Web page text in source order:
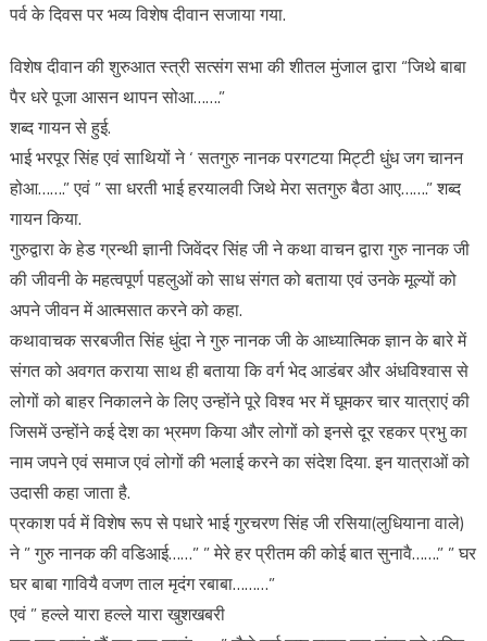
पर्व के दिवस पर भव्य विशेष दीवान सजाया गया.
विशेष दीवान की शुरुआत स्त्री सत्संग सभा की शीतल मुंजाल द्वारा “जिथे बाबा
पैर धरे पूजा आसन थापन सोआ…….”
शब्द गायन से हुई.
भाई भरपूर सिंह एवं साथियों ने ‘ सतगुरु नानक परगटया मिट्टी धुंध जग चानन
होआ…….” एवं ” सा धरती भाई हरयालवी जिथे मेरा सतगुरु बैठा आए…….” शब्द
गायन किया.
गुरुद्वारा के हेड ग्रन्थी ज्ञानी जिवेंदर सिंह जी ने कथा वाचन द्वारा गुरु नानक जी
की जीवनी के महत्वपूर्ण पहलुओं को साध संगत को बताया एवं उनके मूल्यों को
अपने जीवन में आत्मसात करने को कहा.
कथावाचक सरबजीत सिंह धुंदा ने गुरु नानक जी के आध्यात्मिक ज्ञान के बारे में
संगत को अवगत कराया साथ ही बताया कि वर्ग भेद आडंबर और अंधविश्वास से
लोगों को बाहर निकालने के लिए उन्होंने पूरे विश्व भर में घूमकर चार यात्राएं की
जिसमें उन्होंने कई देश का भ्रमण किया और लोगों को इनसे दूर रहकर प्रभु का
नाम जपने एवं समाज एवं लोगों की भलाई करने का संदेश दिया. इन यात्राओं को
उदासी कहा जाता है.
प्रकाश पर्व में विशेष रूप से पधारे भाई गुरचरण सिंह जी रसिया(लुधियाना वाले)
ने ” गुरु नानक की वडिआई……” ” मेरे हर प्रीतम की कोई बात सुनावै…….” ” घर
घर बाबा गावियै वजण ताल मृदंग रबाबा………”
एवं ” हल्ले यारा हल्ले यारा खुशखबरी